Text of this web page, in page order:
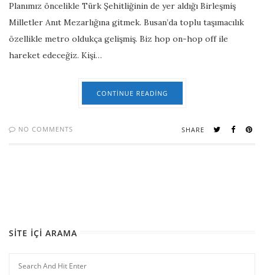
Planımız öncelikle Türk Şehitliğinin de yer aldığı Birleşmiş
Milletler Anıt Mezarlığına gitmek. Busan’da toplu taşımacılık
özellikle metro oldukça gelişmiş. Biz hop on-hop off ile
hareket edeceğiz. Kişi…
CONTINUE READING
NO COMMENTS SHARE
SITE İÇI ARAMA